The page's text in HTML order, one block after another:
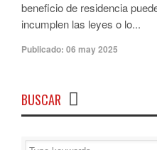
beneficio de residencia
incumplen las leyes o lo...
Publicado: 06 may 2025
BUSCAR